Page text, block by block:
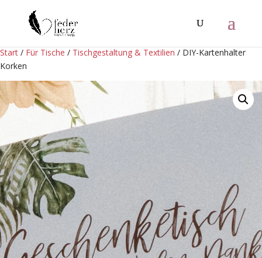
Start / Für Tische / Tischgestaltung & Textilien / DIY-Kartenhalter
Korken